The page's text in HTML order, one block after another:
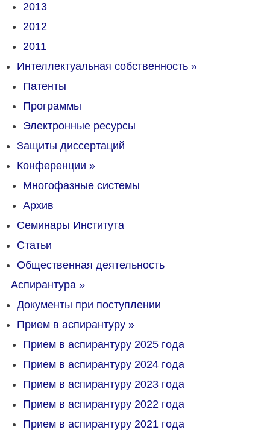
2013
2012
2011
Интеллектуальная собственность »
Патенты
Программы
Электронные ресурсы
Защиты диссертаций
Конференции »
Многофазные системы
Архив
Семинары Института
Статьи
Общественная деятельность
Аспирантура »
Документы при поступлении
Прием в аспирантуру »
Прием в аспирантуру 2025 года
Прием в аспирантуру 2024 года
Прием в аспирантуру 2023 года
Прием в аспирантуру 2022 года
Прием в аспирантуру 2021 года